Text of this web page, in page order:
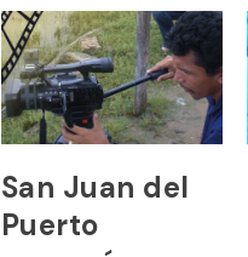
San Juan del
Puerto